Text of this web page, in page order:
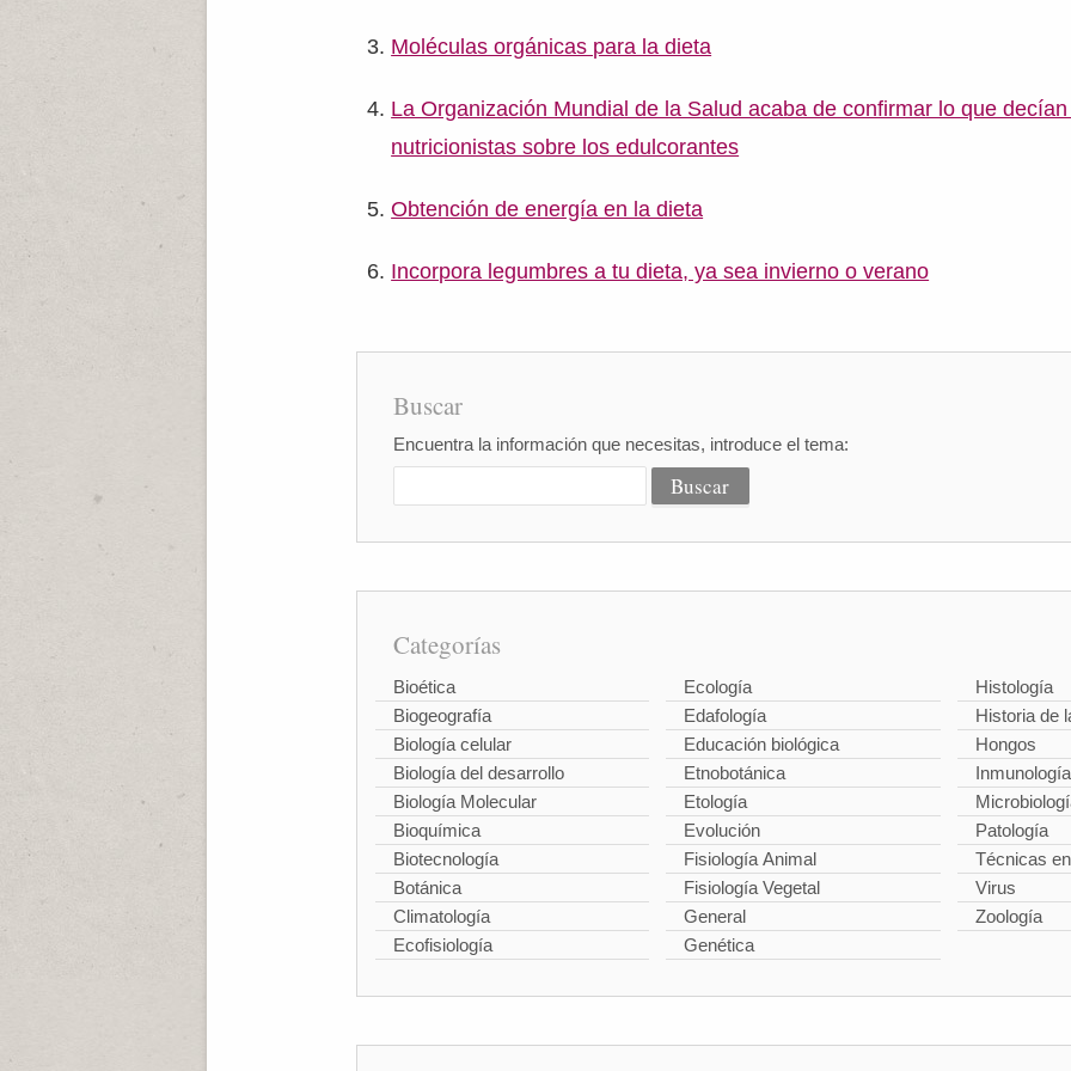
Moléculas orgánicas para la dieta
La Organización Mundial de la Salud acaba de confirmar lo que
nutricionistas sobre los edulcorantes
Obtención de energía en la dieta
Incorpora legumbres a tu dieta, ya sea invierno o verano
Buscar
Encuentra la información que necesitas, introduce el tema:
Categorías
Bioética
Biogeografía
Biología celular
Biología del desarrollo
Biología Molecular
Bioquímica
Biotecnología
Botánica
Climatología
Ecofisiología
Ecología
Edafología
Educación biológica
Etnobotánica
Etología
Evolución
Fisiología Animal
Fisiología Vegetal
General
Genética
Histología
Historia de
Hongos
Inmunología
Patología
Técnicas
Virus
Zoología